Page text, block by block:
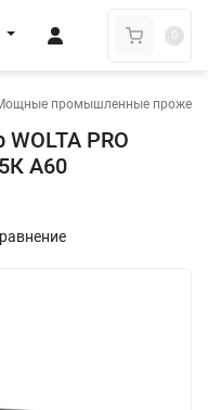
0
промышленные
PRO
А60